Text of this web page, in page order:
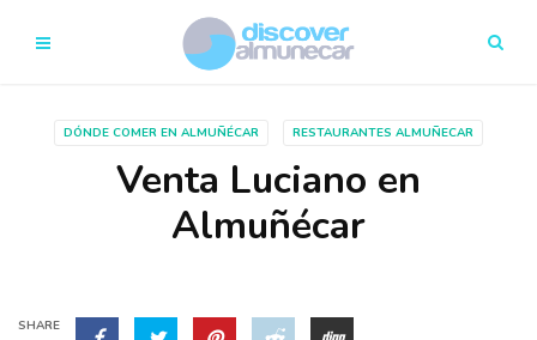
DÓNDE COMER EN ALMUÑÉCAR RESTAURANTES ALMUÑECAR
Venta Luciano en
Almuñécar
SHARE